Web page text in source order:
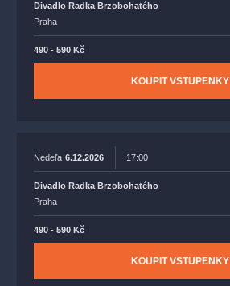
Divadlo Radka Brzobohatého
Praha
490 - 590 Kč
KOUPIT VSTUPENKY
Nedeľa 6.12.2026 17:00
Divadlo Radka Brzobohatého
Praha
490 - 590 Kč
KOUPIT VSTUPENKY